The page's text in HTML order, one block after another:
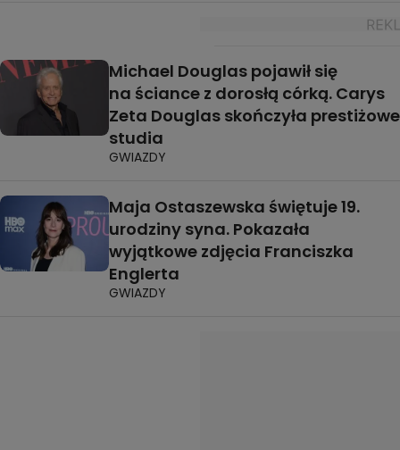
Michael Douglas pojawił się
na ściance z dorosłą córką. Carys
Zeta Douglas skończyła prestiżowe
studia
GWIAZDY
Maja Ostaszewska świętuje 19.
urodziny syna. Pokazała
wyjątkowe zdjęcia Franciszka
Englerta
GWIAZDY